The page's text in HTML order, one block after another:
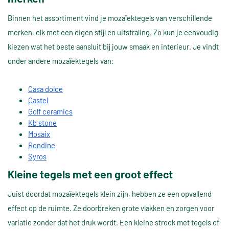
Binnen het assortiment vind je mozaïektegels van verschillende
merken, elk met een eigen stijl en uitstraling. Zo kun je eenvoudig
kiezen wat het beste aansluit bij jouw smaak en interieur. Je vindt
onder andere mozaïektegels van:
Casa dolce
Castel
Golf ceramics
Kb stone
Mosaix
Rondine
Syros
Kleine tegels met een groot effect
Juist doordat mozaïektegels klein zijn, hebben ze een opvallend
effect op de ruimte. Ze doorbreken grote vlakken en zorgen voor
variatie zonder dat het druk wordt. Een kleine strook met tegels of